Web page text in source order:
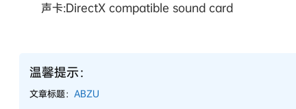
声卡:DirectX compatible sound card
温馨提示：
文章标题： ABZU